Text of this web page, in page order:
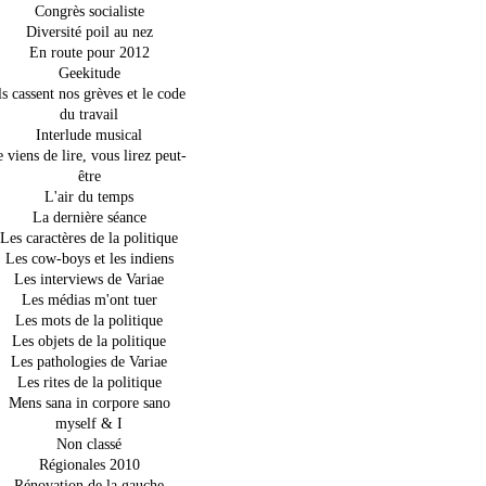
Congrès socialiste
Diversité poil au nez
En route pour 2012
Geekitude
cassent nos grèves et le code
du travail
Interlude musical
viens de lire, vous lirez peut-
être
L'air du temps
La dernière séance
Les caractères de la politique
Les cow-boys et les indiens
Les interviews de Variae
Les médias m'ont tuer
Les mots de la politique
Les objets de la politique
Les pathologies de Variae
Les rites de la politique
Mens sana in corpore sano
myself & I
Non classé
Régionales 2010